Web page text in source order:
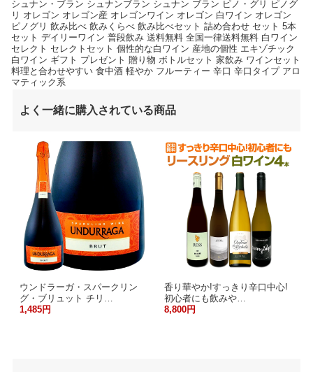
シュナン・ブラン シュナンブラン シュナン ブラン ピノ・グリ ピノグ
リ オレゴン オレゴン産 オレゴンワイン オレゴン 白ワイン オレゴン
ピノグリ 飲み比べ 飲みくらべ 飲み比べセット 詰め合わせ セット 5本
セット デイリーワイン 普段飲み 送料無料 全国一律送料無料 白ワイン
セレクト セレクトセット 個性的な白ワイン 産地の個性 エキゾチック
白ワイン ギフト プレゼント 贈り物 ボトルセット 家飲み ワインセット
料理と合わせやすい 食中酒 軽やか フルーティー 辛口 辛口タイプ アロ
マティック系
よく一緒に購入されている商品
ウンドラーガ・スパークリン
グ・ブリュット チリ…
1,485円
香り華やか!すっきり辛口中心!
初心者にも飲みや…
8,800円